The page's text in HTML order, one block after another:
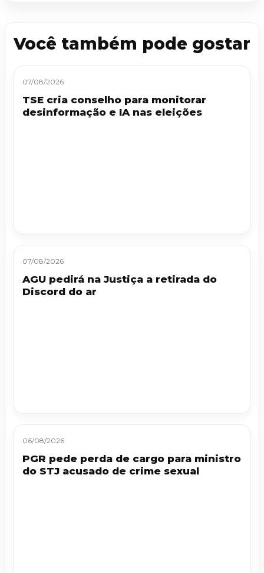
Você também pode gostar
07/08/2026
TSE cria conselho para monitorar
desinformação e IA nas eleições
07/08/2026
AGU pedirá na Justiça a retirada do
Discord do ar
06/08/2026
PGR pede perda de cargo para ministro
do STJ acusado de crime sexual